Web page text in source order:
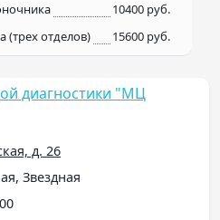
10400 руб.
(трех отделов)
15600 руб.
диагностики "МЦ
д. 26
Звездная